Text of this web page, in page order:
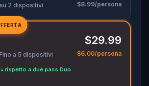
2 dispositivi $8.99/persona
a 5 dispositivi
rispetto a due pass Duo
$29.99
$6.00/persona